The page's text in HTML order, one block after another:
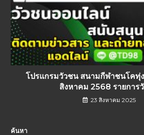
โปรแกรมวัวชน สนามกีฬาชนโคทุ่
สิงหาคม 2568 รายการ
23 สิงหาคม 2025
ค้นหา